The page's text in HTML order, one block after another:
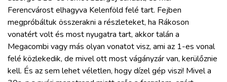
Ferencvárost elhagyva Kelenföld felé tart. Fejben
megpróbáltuk összerakni a részleteket, ha Rákoson
vonatért volt és most nyugatra tart, akkor talán a
Megacombi vagy más olyan vonatot visz, ami az 1-es vonal
felé közlekedik, de mivel ott most vágányzár van, kerülőznie
kell. És az sem lehet véletlen, hogy dízel gép viszi! Mivel a